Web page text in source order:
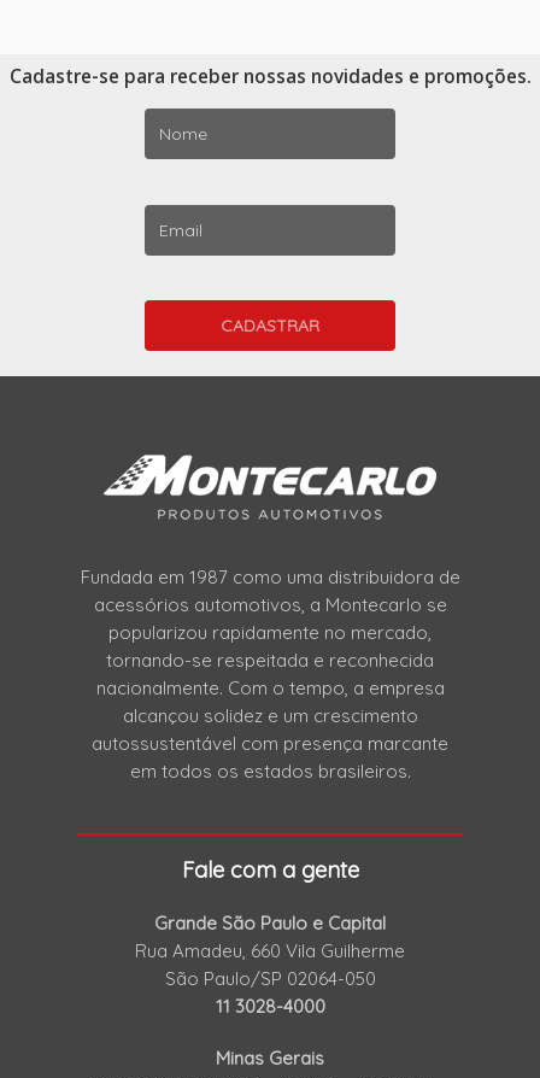
Cadastre-se para receber nossas novidades e promoções.
Fundada em 1987 como uma distribuidora de
acessórios automotivos, a Montecarlo se
popularizou rapidamente no mercado,
tornando-se respeitada e reconhecida
nacionalmente. Com o tempo, a empresa
alcançou solidez e um crescimento
autossustentável com presença marcante
em todos os estados brasileiros.
Fale com a gente
Grande São Paulo e Capital
Rua Amadeu, 660 Vila Guilherme
São Paulo/SP 02064-050
11 3028-4000
Minas Gerais